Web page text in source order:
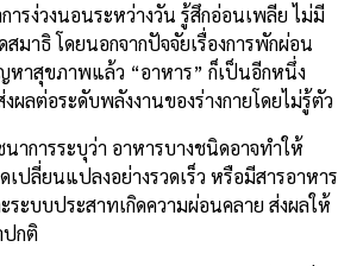
ารง่วงนอนระหว่างวัน รู้สึกอ่อนเพลีย ไม่มี
มาธิ โดยนอกจากปัจจัยเรื่องการพักผ่อน
หาสุขภาพแล้ว “อาหาร” ก็เป็นอีกหนึ่ง
ผลต่อระดับพลังงานของร่างกายโดยไม่รู้ตัว
าการระบุว่า อาหารบางชนิดอาจทำให้
เปลี่ยนแปลงอย่างรวดเร็ว หรือมีสารอาหาร
ระบบประสาทเกิดความผ่อนคลาย ส่งผลให้
ปกติ